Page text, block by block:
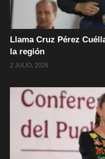
Llama Cruz Pérez
la región
2 JULIO, 2026